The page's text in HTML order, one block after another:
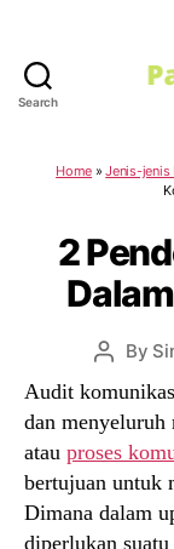
Search
Home »Jenis-jenis
2
Post
author
By
Audit
dan menyeluruh
atau proses
bertujuan untuk
Dimana dalam
diperlukan